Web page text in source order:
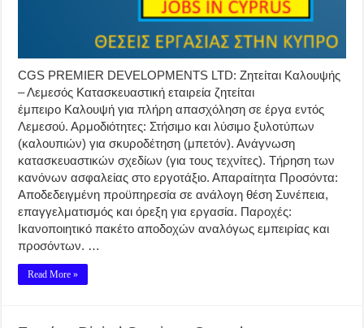
CGS PREMIER DEVELOPMENTS LTD: Ζητείται Καλουψής
– Λεμεσός Κατασκευαστική εταιρεία ζητείται
έμπειρο Καλουψή για πλήρη απασχόληση σε έργα εντός
Λεμεσού. Αρμοδιότητες: Στήσιμο και λύσιμο ξυλοτύπων
(καλουπιών) για σκυροδέτηση (μπετόν). Ανάγνωση
κατασκευαστικών σχεδίων (για τους τεχνίτες). Τήρηση των
κανόνων ασφαλείας στο εργοτάξιο. Απαραίτητα Προσόντα:
Αποδεδειγμένη προϋπηρεσία σε ανάλογη θέση Συνέπεια,
επαγγελματισμός και όρεξη για εργασία. Παροχές:
Ικανοποιητικό πακέτο αποδοχών αναλόγως εμπειρίας και
προσόντων. …
Read More »